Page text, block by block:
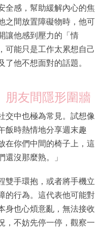
全感，幫助緩解內心的焦
之間放置障礙物時，他可
讓他感到壓力的「情
可能只是工作太累想自己
他不想面對的話題。
朋友間隱形圍牆
交中也極為常見。試想像
飯時熱情地分享週末趣
在你們中間的椅子上，這
還沒那麼熟。」
雙手環抱，或者將手機立
的行為。這代表他可能對
身也心煩意亂，無法接收
，不妨先停一停，觀察一